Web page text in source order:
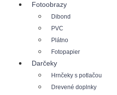
Fotoobrazy
Dibond
PVC
Plátno
Fotopapier
Darčeky
Hrnčeky s potlačou
Drevené doplnky